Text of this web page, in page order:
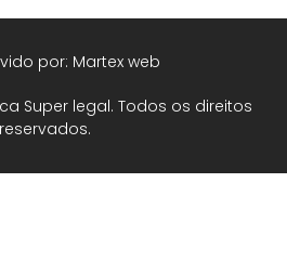
Super legal. Todos os direitos
reservados.
por: Martex web